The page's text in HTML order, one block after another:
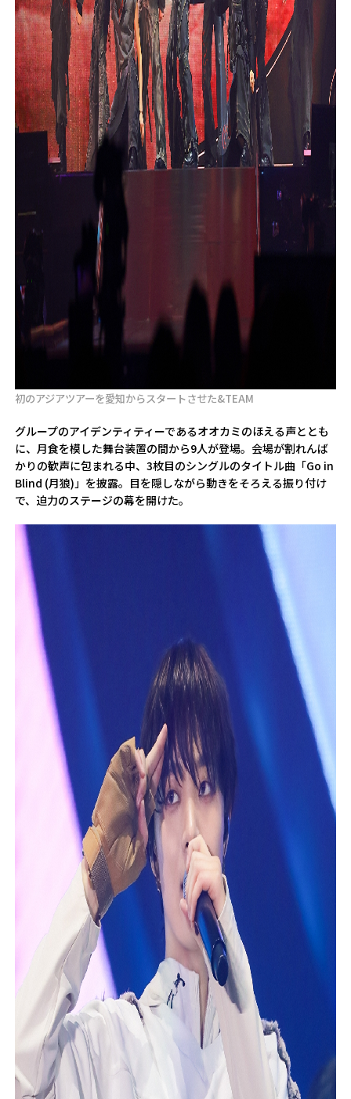
初のアジアツアーを愛知からスタートさせた&TEAM
グループのアイデンティティーであるオオカミのほえる声ととも
に、月食を模した舞台装置の間から9人が登場。会場が割れんば
かりの歓声に包まれる中、3枚目のシングルのタイトル曲「Go in
Blind (月狼)」を披露。目を隠しながら動きをそろえる振り付け
で、迫力のステージの幕を開けた。